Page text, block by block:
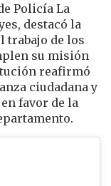
Policía La
destacó la
trabajo de los
su misión
reafirmó
ciudadana y
favor de la